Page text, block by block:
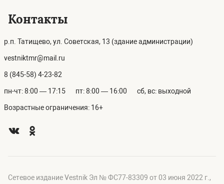
Контакты
р.п. Татищево, ул. Советская, 13 (здание администрации)
vestniktmr@mail.ru
8 (845-58) 4-23-82
пн-чт: 8:00 — 17:15 пт: 8:00 — 16:00 сб, вс: выходной
Возрастные ограничения: 16+
Сетевое издание Vestnik Эл № ФС77-83309 от 03 июня 2022 г.,